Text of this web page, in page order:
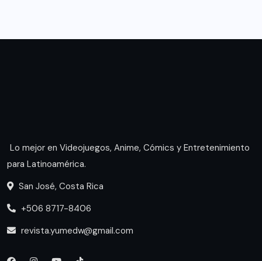
Lo mejor en Videojuegos, Anime, Cómics y Entretenimiento
para Latinoamérica.
San José, Costa Rica
+506 8717-8406
revista.yumedw@gmail.com